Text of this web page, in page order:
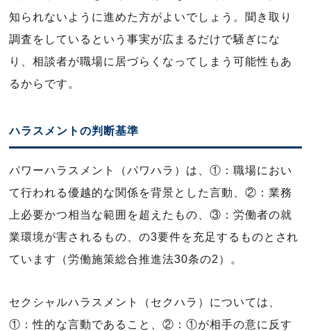
知られないように進めた方がよいでしょう。聞き取り
調査をしているという事実が広まるだけで騒ぎにな
り、相談者が職場に居づらくなってしまう可能性もあ
るからです。
ハラスメントの判断基準
パワーハラスメント（パワハラ）は、①：職場におい
て行われる優越的な関係を背景とした言動、②：業務
上必要かつ相当な範囲を超えたもの、③：労働者の就
業環境が害されるもの、の3要件を充足するものとされ
ています（労働施策総合推進法30条の2）。
セクシャルハラスメント（セクハラ）については、
①：性的な言動であること、②：①が相手の意に反す